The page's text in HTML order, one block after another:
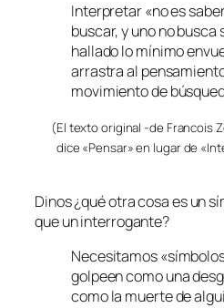
Interpretar «no es
buscar, y uno no busca
hallado lo mínimo
arrastra al
movimiento de
(El texto original -de Francois
dice «Pensar» en lugar de
Dinos ¿qué otra cosa es un
que un interrogante?
Necesitamos
golpeen como una
como la muerte de